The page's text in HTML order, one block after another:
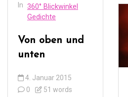
In 360° Blickwinkel
Gedichte
Von oben und
unten
4. Januar 2015
0
51 words